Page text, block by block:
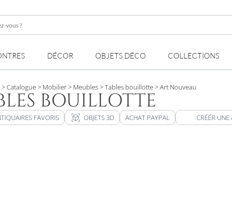
DÉCOR OBJETS DÉCO COLLECTIONS
> Catalogue> Mobilier> Meubles> Tables bouillotte> Art Nouveau
BOUILLOTTE
FAVORIS view_in_ar OBJETS 3D ACHAT PAYPAL CRÉÉR UNE